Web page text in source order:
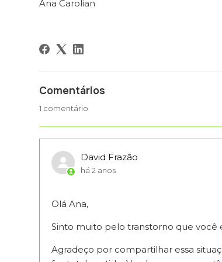
Ana Carolian
Comentários
1 comentário
David Frazão
há 2 anos
Olá Ana,
Sinto muito pelo transtorno que você
Agradeço por compartilhar essa